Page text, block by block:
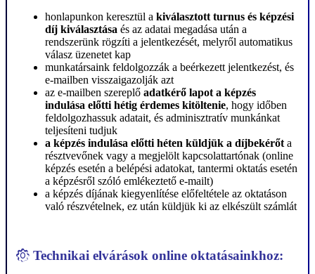
honlapunkon keresztül a kiválasztott turnus és képzési
díj kiválasztása és az adatai megadása után a
rendszerünk rögzíti a jelentkezését, melyről automatikus
válasz üzenetet kap
munkatársaink feldolgozzák a beérkezett jelentkezést, és
e-mailben visszaigazolják azt
az e-mailben szereplő adatkérő lapot a képzés
indulása előtti hétig érdemes kitöltenie, hogy időben
feldolgozhassuk adatait, és adminisztratív munkánkat
teljesíteni tudjuk
a képzés indulása előtti héten küldjük a díjbekérőt a
résztvevőnek vagy a megjelölt kapcsolattartónak (online
képzés esetén a belépési adatokat, tantermi oktatás esetén
a képzésről szóló emlékeztető e-mailt)
a képzés díjának kiegyenlítése előfeltétele az oktatáson
való részvételnek, ez után küldjük ki az elkészült számlát
Technikai elvárások online oktatásainkhoz: